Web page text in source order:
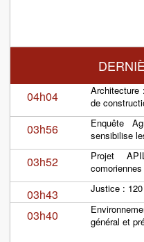
04h04
Architecture
de
03h56
Enquête
sensibilise
03h52
Projet
03h43 Justice :
03h40
général et